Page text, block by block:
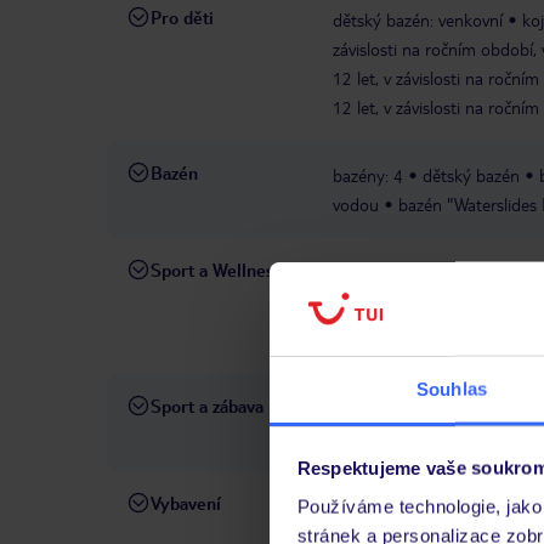
Souhlas
Respektujeme vaše
Používáme technologie,
stránek a personalizace
Pro děti dětský bazén: venkovní
závislosti na ročním období,
12 let, v závislosti na
12 let, v závislosti na
Bazén bazény: 4 dětský bazén
vodou
bazén
Sport a Wellness
volejbal
Sport a zábava
Vybavení recepce
směnárna: na
suvenýry
minimarket